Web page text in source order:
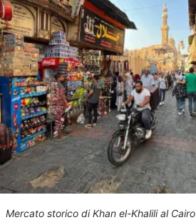
Mercato storico di Khan el-Khalili al Cairo